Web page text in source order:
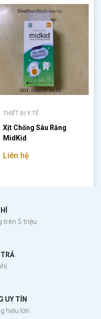
THIẾT BỊ Y TẾ
Xịt Chống Sâu Răng
MidKid
Liên hệ
trên 5 triệu
UY TÍN
hiệu lớn